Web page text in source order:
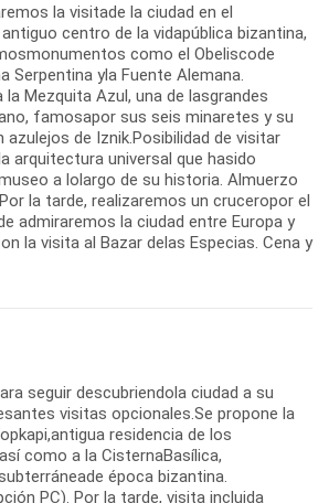
la visitade la ciudad en el
centro de la vidapública bizantina,
como el Obeliscode
Serpentina yla Fuente Alemana.
Mezquita Azul, una de lasgrandes
famosapor sus seis minaretes y su
de Iznik.Posibilidad de visitar
arquitectura universal que hasido
a lolargo de su historia. Almuerzo
la tarde, realizaremos un cruceropor el
admiraremos la ciudad entre Europa y
la visita al Bazar delas Especias. Cena y
seguir descubriendola ciudad a su
visitas opcionales.Se propone la
residencia de los
como a la CisternaBasílica,
época bizantina.
PC). Por la tarde, visita incluida